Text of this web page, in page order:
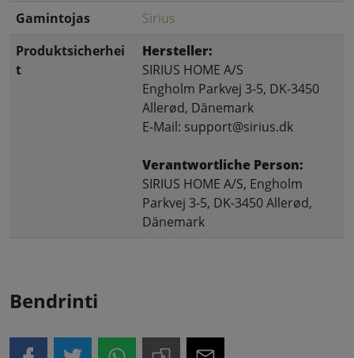
Gamintojas
Sirius
Produktsicherhei
t
Hersteller:
SIRIUS HOME A/S
Engholm Parkvej 3-5, DK-3450
Allerød, Dänemark
E-Mail: support@sirius.dk
Verantwortliche Person:
SIRIUS HOME A/S, Engholm
Parkvej 3-5, DK-3450 Allerød,
Dänemark
Bendrinti